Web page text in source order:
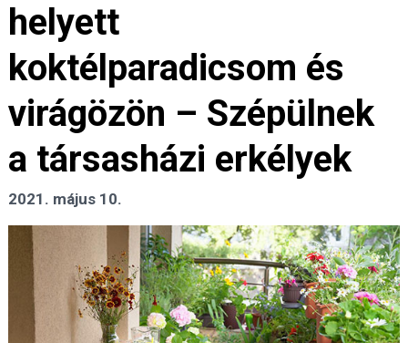
helyett
koktélparadicsom és
virágözön – Szépülnek
a társasházi erkélyek
2021. május 10.